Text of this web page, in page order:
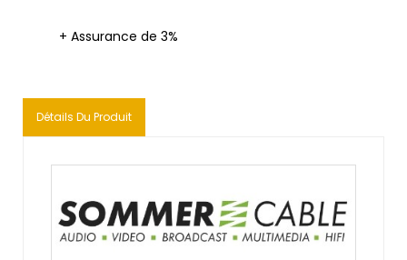
+ Assurance de 3%
Détails Du Produit